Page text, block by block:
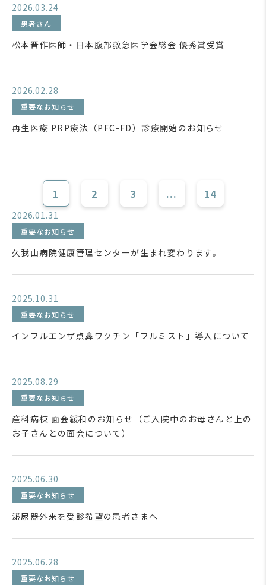
2026.03.24
患者さん
松本晋作医師・日本腹部救急医学会総会 優秀賞受賞
2026.02.28
重要なお知らせ
再生医療 PRP療法（PFC-FD）診療開始のお知らせ
1 2 3 ... 14
2026.01.31
重要なお知らせ
久我山病院健康管理センターが生まれ変わります。
2025.10.31
重要なお知らせ
インフルエンザ点鼻ワクチン「フルミスト」導入について
2025.08.29
重要なお知らせ
産科病棟 面会緩和のお知らせ（ご入院中のお母さんと上の
お子さんとの面会について）
2025.06.30
重要なお知らせ
泌尿器外来を受診希望の患者さまへ
2025.06.28
重要なお知らせ